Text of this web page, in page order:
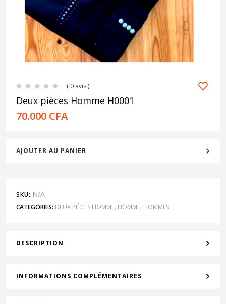
( 0 avis )
Deux pièces Homme H0001
70.000 CFA
AJOUTER AU PANIER
SKU: N/A
CATEGORIES: DEUX PIÈCES HOMME, HOMME, HOMMES
DESCRIPTION
INFORMATIONS COMPLÉMENTAIRES